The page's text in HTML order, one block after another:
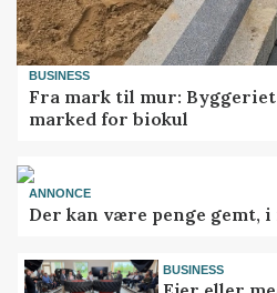
BUSINESS
Fra mark til mur:
marked for biokul
ANNONCE
Der kan være penge gemt,
BUSINESS